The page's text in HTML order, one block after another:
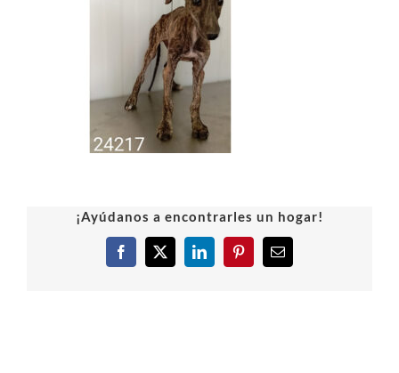
¡Ayúdanos a encontrarles un hogar!
Facebook
X LinkedInPinterestCorreo